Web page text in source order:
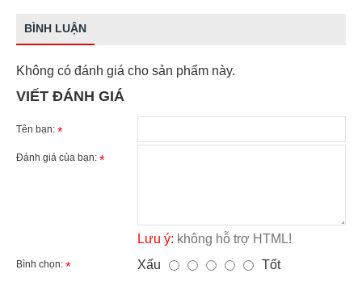
BÌNH LUẬN
Không có đánh giá cho sản phẩm này.
VIẾT ĐÁNH GIÁ
Tên bạn:
Đánh giá của bạn:
Lưu ý: không hỗ trợ HTML!
Bình chọn: Xấu Tốt